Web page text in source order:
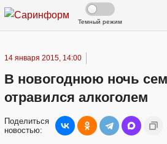
Темный режим
14 января 2015, 14:00
В новогоднюю ночь
отравился алкоголем
Поделиться
новостью: